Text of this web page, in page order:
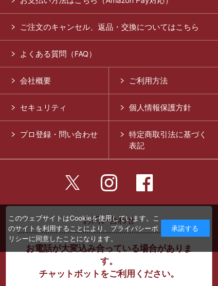
ご注文のキャンセル、返品・交換についてはこちら
よくある質問（FAQ）
会社概要 ご利用方法
セキュリティ 個人情報保護方針
プロ登録・問い合わせ
特定商取引法に基づく
表記
お問い合わせ
お電話が大変込み合っている場合がありま
す。
チャットボットをご利用ください。
このウェブサイトはCookieを使用しています。こ
のサイトを利用することにより、 プライバシーポ
リシーに同意したことになります。
承諾する